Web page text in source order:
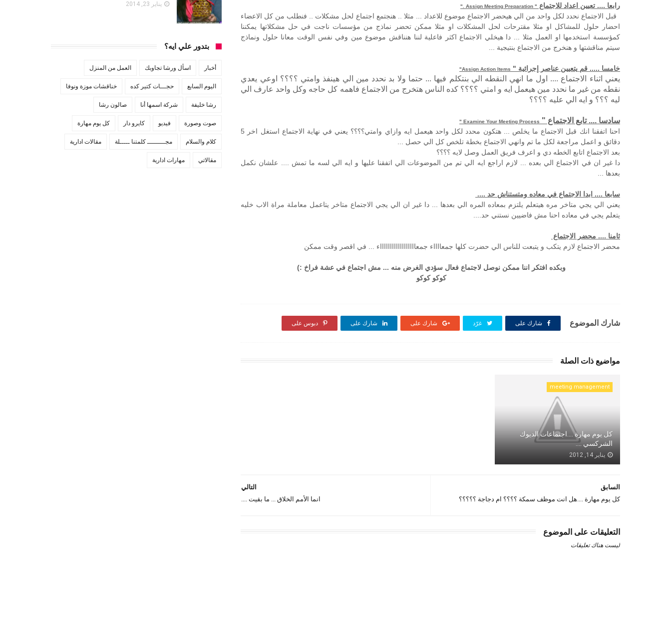
رابعا .... تعيين اعداد للاجتماع "
. Assign Meeting Preparation
"
قبل الاجتماع نحدد لكل واحد من الي هيحضر الاجتماع موضوع للاعداد ... مثلا .. هنجتمع اجتماع لحل مشكلات .. فنطلب من كل الاعضاء
احضار حلول للمشاكل او مثلا مقترحات لحل المشكلات او مثلا ممكن تحضر نماذج من مؤسسات ناجت في حل مشكلاتها يمكننا
كمؤسسة استخدمها او العمل مثلا ... دا هيخلي الاجتماع اكثر فاعلية لننا هنناقش موضوع مين وفي نفس الوقت معانا حلول ونماذج
سيتم مناقشتها و هنخرج من الاجتماع بنتيجية ...
خامسا ..... قم يتعيين عناصر إجرائية " Assign Action Items
"
يعني اثناء الاجتماع .... اول ما انهي النقطه الي بنتكلم فيها ... حتما ولا بد نحدد مين الي هينفذ وامتي ؟؟؟؟ اوعي يعدي
نقطه من غير ما نحدد مين هيعمل ايه و امتي ؟؟؟؟ كده الناس هتخرج من الاجتماع فاهمه كل حاجه وكل واحد عارف الي
ليه ؟؟؟ و ايه الي عليه ؟؟؟؟
سادسا .... تابع الاجتماع " Examine Your Meeting Process
"
احنا اتفقنا انك قبل الاجتماع ما يخلص ... هتكون محدد لكل واحد هيعمل ايه وازاي وامتي؟؟؟؟ يعني في نهاية الاجتماع استغل اخر 5
دقائق و اعمل مراجعة لكل ما تم وانهي الاجتماع بخطة تلخص كل الي حصل ...
بعد الاجتماع اتابع الخطه دي و اعرف فريق العمل وصل لايه ؟؟؟؟
دا غير ان في الاجتماع الي بعده ... لازم اراجع ايه الي تم من الموضوعات الي اتفقنا عليها و ايه الي لسه ما تمش .... علشان نكمل
بعدها ...
سابعا .... ابدا الاجتماع في معاده ومتستناش حد ....
يعني الي يجي متاخر مره هيتعلم يلتزم بمعاده المره الي بعدها ... دا غير ان الي يجي الاجتماع متاخر يتاعمل معاملة مراة الاب خليه
يتعلم يجي في معاده احنا مش فاضيين نستني حد....
ثامنا .... محضر الاجتماع
محضر الاجتماع لازم يتكب و يتبعت للناس الي حضرت كلها جمعااااء جمعااااااااااااااااااء ... في اقصر وقت ممكن
وبكده افتكر اننا ممكن نوصل لاجتماع فعال سؤدي الغرض منه ... مش اجتماع في عشة فراخ :)
كوكو كوكو
شارك الموضوع شارك على غرّد شارك على شارك على دبوس على
مواضيع ذات الصلة
meeting management
كل يوم مهارة ....اجتماعات الديوك
الشركسي ....
يناير 14, 2012
التالي
انما الأمم الخلاق ... ما بقيت ....
السابق
كل يوم مهارة ....هل انت موظف سمكة ؟؟؟؟ ام دجاجة ؟؟؟؟؟
التعليقات على الموضوع
ليست هناك تعليقات
يناير 23, 2014
بتدور علي ايه؟
أخبار اسأل ورشا تجاوبك العمل من المنزل
اليوم السابع حجـــات كتير كده خناقشات موزة ونوفا
رشا خليفة شركة اسمها أنا صالون رشا
صوت وصورة فيديو كايرو دار كل يوم مهارة
كلام والسلام مجـــــــــ كلمتنا ـــــلة مقالات ادارية
مقالاتي مهارات ادارية